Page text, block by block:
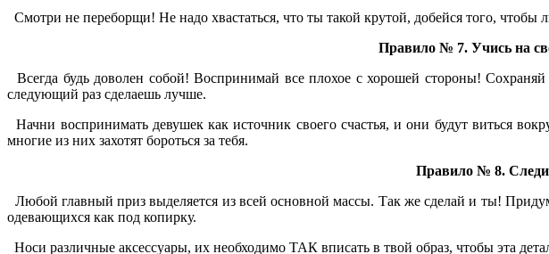
Смотри не переборщи! Не надо хвастаться, что ты такой крутой, добейся того, чтобы
Правило № 7. Учись на
Всегда будь доволен собой! Воспринимай все плохое с хорошей стороны!
следующий раз сделаешь лучше.
Начни воспринимать девушек как источник своего счастья, и они будут виться
многие из них захотят бороться за тебя.
Правило № 8. Следи
Любой главный приз выделяется из всей основной массы. Так же сделай и ты!
одевающихся как под копирку.
Носи различные аксессуары, их необходимо ТАК вписать в твой образ, чтобы эта